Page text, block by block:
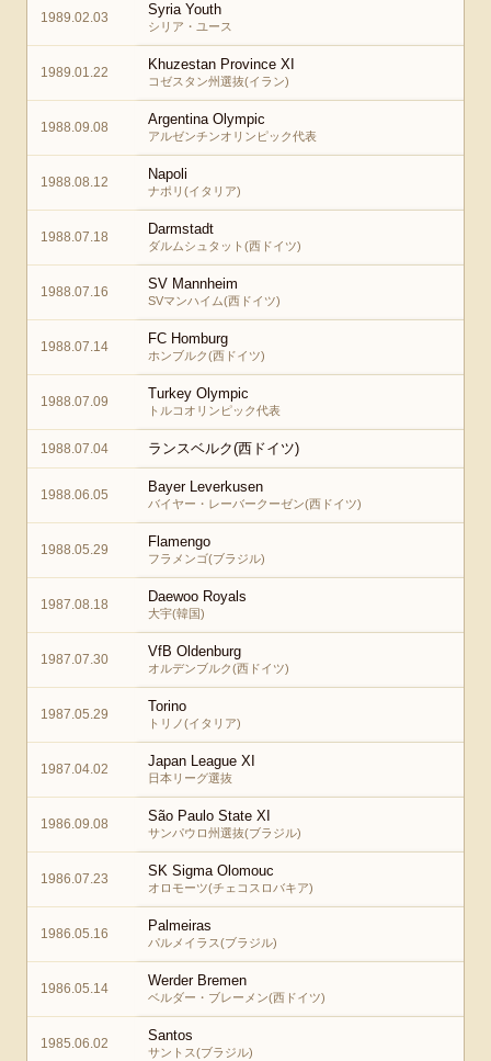
1989.02.03 Syria Youth
シリア・ユース
1989.01.22 Khuzestan Province XI
コゼスタン州選抜(イラン)
1988.09.08 Argentina Olympic
アルゼンチンオリンピック代表
1988.08.12 Napoli
ナポリ(イタリア)
1988.07.18 Darmstadt
ダルムシュタット(西ドイツ)
1988.07.16 SV Mannheim
SVマンハイム(西ドイツ)
1988.07.14 FC Homburg
ホンブルク(西ドイツ)
1988.07.09 Turkey Olympic
トルコオリンピック代表
1988.07.04 ランスベルク(西ドイツ)
1988.06.05 Bayer Leverkusen
バイヤー・レーバークーゼン(西ドイツ)
1988.05.29 Flamengo
フラメンゴ(ブラジル)
1987.08.18 Daewoo Royals
大宇(韓国)
1987.07.30 VfB Oldenburg
オルデンブルク(西ドイツ)
1987.05.29 Torino
トリノ(イタリア)
1987.04.02 Japan League XI
日本リーグ選抜
1986.09.08 São Paulo State XI
サンパウロ州選抜(ブラジル)
1986.07.23 SK Sigma Olomouc
オロモーツ(チェコスロバキア)
1986.05.16 Palmeiras
パルメイラス(ブラジル)
1986.05.14 Werder Bremen
ベルダー・ブレーメン(西ドイツ)
1985.06.02 Santos
サントス(ブラジル)